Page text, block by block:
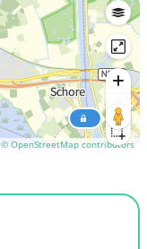
© OpenStreetMap contributors